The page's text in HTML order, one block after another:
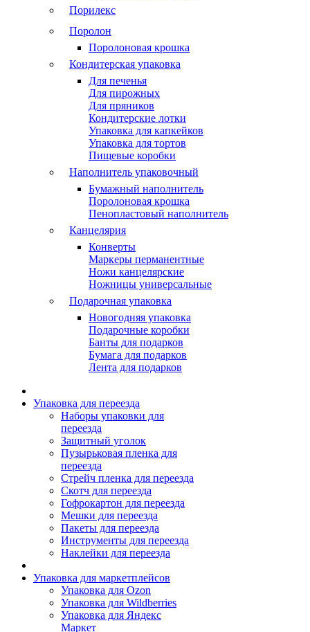
Порилекс
Поролон
Поролоновая крошка
Кондитерская упаковка
Для печенья
Для пирожных
Для пряников
Кондитерские лотки
Упаковка для капкейков
Упаковка для тортов
Пищевые коробки
Наполнитель упаковочный
Бумажный наполнитель
Поролоновая крошка
Пенопластовый наполнитель
Канцелярия
Конверты
Маркеры перманентные
Ножи канцелярские
Ножницы универсальные
Подарочная упаковка
Новогодняя упаковка
Подарочные коробки
Банты для подарков
Бумага для подарков
Лента для подарков
Упаковка для переезда
Наборы упаковки для
переезда
Защитный уголок
Пузырьковая пленка для
переезда
Стрейч пленка для переезда
Скотч для переезда
Гофрокартон для переезда
Мешки для переезда
Пакеты для переезда
Инструменты для переезда
Наклейки для переезда
Упаковка для маркетплейсов
Упаковка для Ozon
Упаковка для Wildberries
Упаковка для Яндекс
Маркет